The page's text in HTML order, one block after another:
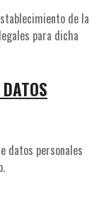
de la
para dicha
datos personales